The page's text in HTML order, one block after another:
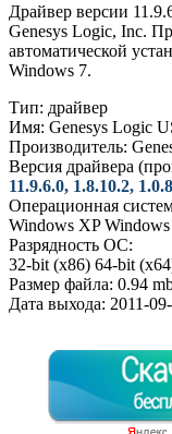
Драйвер версии
Genesys Logic, Inc.
автоматической
Windows 7.
Тип: драйвер
Имя: Genesys Logic
Производитель:
Версия драйвера
11.9.6.0, 1.8.10.2,
Операционная
Windows XP
Разрядность ОС:
32-bit (x86) 64-bit
Размер файла: 0.94
Дата выхода: 2011-